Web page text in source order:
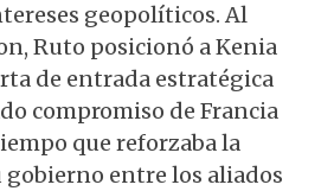
geopolíticos. Al
Ruto posicionó a Kenia
de entrada estratégica
compromiso de Francia
que reforzaba la
gobierno entre los aliados